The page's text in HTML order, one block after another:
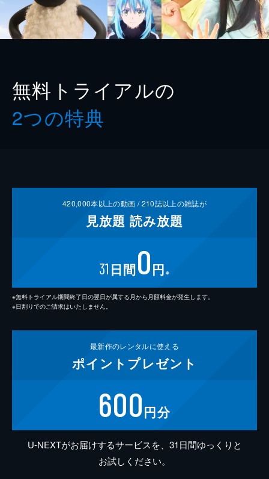
無料トライアルの
2つの特典
420,000本以上の動画 /210誌以上の雑誌が
見放題 読み放題
31 日間0円 ※
※無料トライアル期間終了日の翌日が属する月から月額料金が発生します。
※日割りでのご請求はいたしません。
最新作のレンタルに使える
ポイント プレゼント
600円分
U-NEXTがお届けするサービスを、31日間ゆっくりと
お試しください。